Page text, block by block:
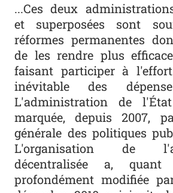
...Ces deux
et superposées sont
réformes permanentes
de les rendre plus
faisant participer à
inévitable des
L'administration de
marquée, depuis 2007,
générale des politiques
L'organisation de
décentralisée a,
profondément modifiée